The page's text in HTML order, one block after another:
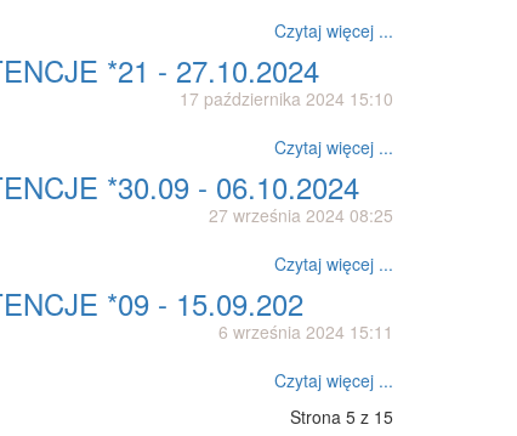
Czytaj więcej ...
*21 - 27.10.2024
17 października 2024 15:10
Czytaj więcej ...
*30.09 - 06.10.2024
27 września 2024 08:25
Czytaj więcej ...
*09 - 15.09.202
6 września 2024 15:11
Czytaj więcej ...
Strona 5 z 15